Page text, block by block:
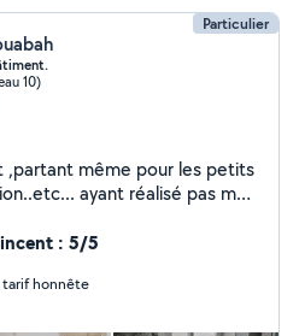
Particulier
10)
même pour les petits
pas mal
meuble....etc),je vous
en semaine comme
: 5/5
tarif honnête